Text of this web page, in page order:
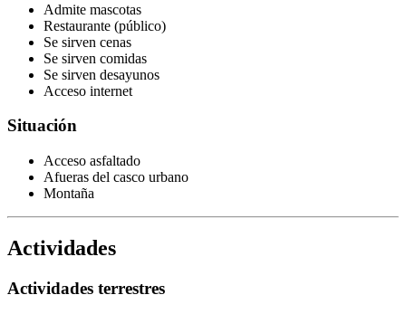
Admite mascotas
Restaurante (público)
Se sirven cenas
Se sirven comidas
Se sirven desayunos
Acceso internet
Situación
Acceso asfaltado
Afueras del casco urbano
Montaña
Actividades
Actividades terrestres